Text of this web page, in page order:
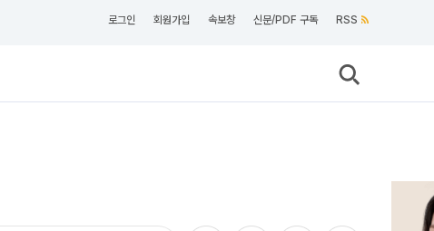
로그인 회원가입 속보창 신문/PDF 구독 RSS